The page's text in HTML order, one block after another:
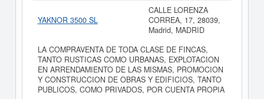
YAKNOR 3500 SL
CALLE LORENZA
CORREA, 17, 28039,
Madrid, MADRID
LA COMPRAVENTA DE TODA CLASE DE FINCAS,
TANTO RUSTICAS COMO URBANAS, EXPLOTACION
EN ARRENDAMIENTO DE LAS MISMAS, PROMOCION
Y CONSTRUCCION DE OBRAS Y EDIFICIOS, TANTO
PUBLICOS, COMO PRIVADOS, POR CUENTA PROPIA